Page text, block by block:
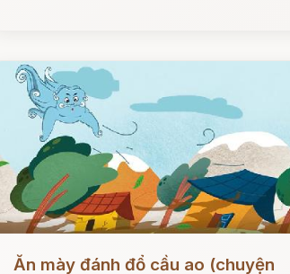
Đọc ngay
Ăn mày đánh đổ cầu ao (chuyện